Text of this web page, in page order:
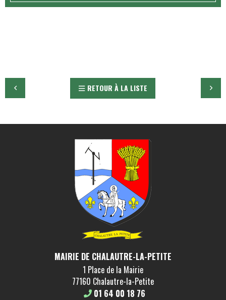
RETOUR À LA LISTE
MAIRIE DE CHALAUTRE-LA-PETITE
1 Place de la Mairie
77160 Chalautre-la-Petite
01 64 00 18 76